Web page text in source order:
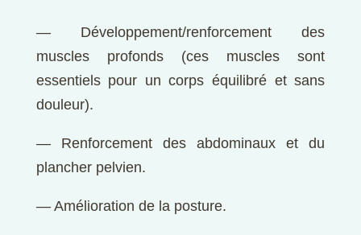
— Développement/renforcement des
muscles profonds (ces muscles sont
essentiels pour un corps équilibré et sans
douleur).
— Renforcement des abdominaux et du
plancher pelvien.
— Amélioration de la posture.